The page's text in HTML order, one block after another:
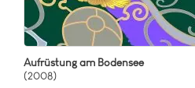
Aufrüstung am Bodensee
(2008)